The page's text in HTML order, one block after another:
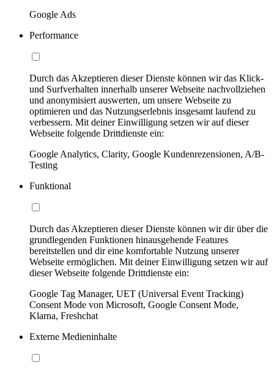
Google Ads
Performance
Durch das Akzeptieren dieser Dienste können wir das Klick-
und Surfverhalten innerhalb unserer Webseite nachvollziehen
und anonymisiert auswerten, um unsere Webseite zu
optimieren und das Nutzungserlebnis insgesamt laufend zu
verbessern. Mit deiner Einwilligung setzen wir auf dieser
Webseite folgende Drittdienste ein:
Google Analytics, Clarity, Google Kundenrezensionen, A/B-
Testing
Funktional
Durch das Akzeptieren dieser Dienste können wir dir über die
grundlegenden Funktionen hinausgehende Features
bereitstellen und dir eine komfortable Nutzung unserer
Webseite ermöglichen. Mit deiner Einwilligung setzen wir auf
dieser Webseite folgende Drittdienste ein:
Google Tag Manager, UET (Universal Event Tracking)
Consent Mode von Microsoft, Google Consent Mode,
Klarna, Freshchat
Externe Medieninhalte